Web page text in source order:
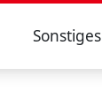
Sonstiges